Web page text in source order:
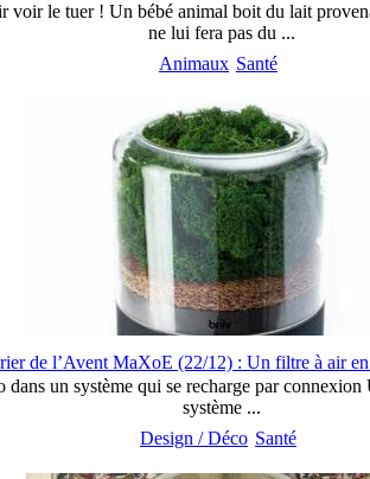
le tuer ! Un bébé animal boit du lait
ne lui fera pas du ...
Animaux Santé
de l’Avent MaXoE (22/12) : Un filtre à air en
un système qui se recharge par
système ...
Design / Déco Santé